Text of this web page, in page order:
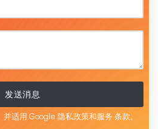
发送消息
并适用 Google 隐私政策和服务 条款。